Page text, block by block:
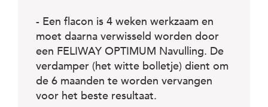
- Een flacon is 4 weken werkzaam en
moet daarna verwisseld worden door
een FELIWAY OPTIMUM Navulling. De
verdamper (het witte bolletje) dient om
de 6 maanden te worden vervangen
voor het beste resultaat.